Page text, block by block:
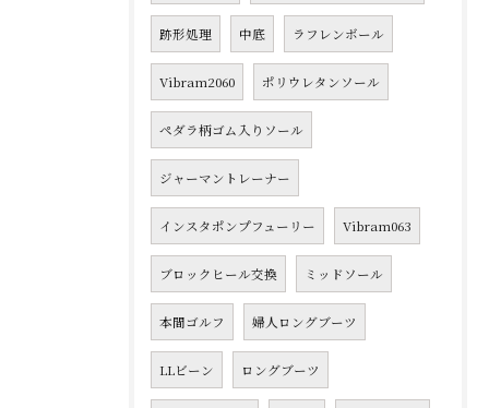
跡形処理 中底 ラフレンボール
Vibram2060 ポリウレタンソール
ペダラ柄ゴム入りソール
ジャーマントレーナー
インスタポンプフューリー Vibram063
ブロックヒール交換 ミッドソール
本間ゴルフ 婦人ロングブーツ
LLビーン ロングブーツ